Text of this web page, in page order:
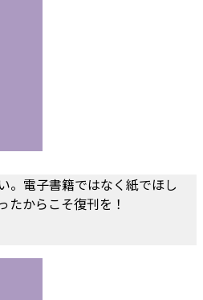
。電子書籍ではなく紙でほし
たからこそ復刊を！